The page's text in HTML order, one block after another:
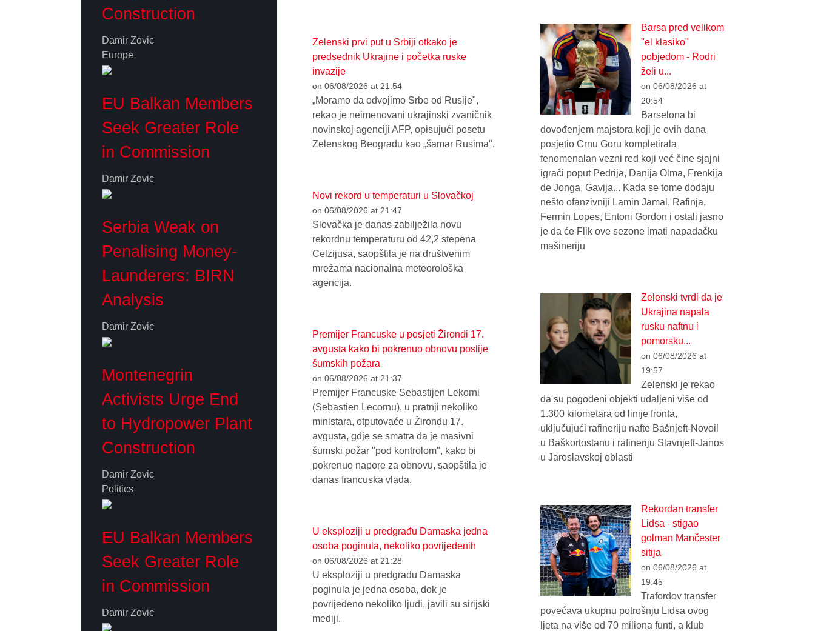
Construction
Damir Zovic
Europe
EU Balkan Members
Seek Greater Role
in Commission
Damir Zovic
Serbia Weak on
Penalising Money-
Launderers: BIRN
Analysis
Damir Zovic
Montenegrin
Activists Urge End
to Hydropower Plant
Construction
Damir Zovic
Politics
EU Balkan Members
Seek Greater Role
in Commission
Damir Zovic
Zelenski prvi put u Srbiji otkako je
predsednik Ukrajine i početka ruske
invazije
on 06/08/2026 at 21:54
„Moramo da odvojimo Srbe od Rusije",
rekao je neimenovani ukrajinski zvaničnik
novinskoj agenciji AFP, opisujući posetu
Zelenskog Beogradu kao „šamar Rusima".
Novi rekord u temperaturi u Slovačkoj
on 06/08/2026 at 21:47
Slovačka je danas zabilježila novu
rekordnu temperaturu od 42,2 stepena
Celzijusa, saopštila je na društvenim
mrežama nacionalna meteorološka
agencija.
Premijer Francuske u posjeti Žirondi 17.
avgusta kako bi pokrenuo obnovu poslije
šumskih požara
on 06/08/2026 at 21:37
Premijer Francuske Sebastijen Lekorni
(Sebastien Lecornu), u pratnji nekoliko
ministara, otputovaće u Žirondu 17.
avgusta, gdje se smatra da je masivni
šumski požar "pod kontrolom", kako bi
pokrenuo napore za obnovu, saopštila je
danas francuska vlada.
U eksploziji u predgrađu Damaska jedna
osoba poginula, nekoliko povrijeđenih
on 06/08/2026 at 21:28
U eksploziji u predgrađu Damaska
poginula je jedna osoba, dok je
povrijeđeno nekoliko ljudi, javili su sirijski
mediji.
Barsa pred velikom
"el klasiko"
pobjedom - Rodri
želi u...
on 06/08/2026 at
20:54
Barselona bi
dovođenjem majstora koji je ovih dana
posjetio Crnu Goru kompletirala
fenomenalan vezni red koji već čine sjajni
igrači poput Pedrija, Danija Olma, Frenkija
de Jonga, Gavija... Kada se tome dodaju
nešto ofanzivniji Lamin Jamal, Rafinja,
Fermin Lopes, Entoni Gordon i ostali jasno
je da će Flik ove sezone imati napadačku
mašineriju
Zelenski tvrdi da je
Ukrajina napala
rusku naftnu i
pomorsku...
on 06/08/2026 at
19:57
Zelenski je rekao
da su pogođeni objekti udaljeni više od
1.300 kilometara od linije fronta,
uključujući rafineriju nafte Bašnjeft-Novoil
u Baškortostanu i rafineriju Slavnjeft-Janos
u Jaroslavskoj oblasti
Rekordan transfer
Lidsa - stigao
golman Mančester
sitija
on 06/08/2026 at
19:45
Trafordov transfer
povećava ukupnu potrošnju Lidsa ovog
ljeta na više od 70 miliona funti, a klub